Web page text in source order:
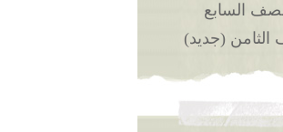
السابع
الثامن (جديد)